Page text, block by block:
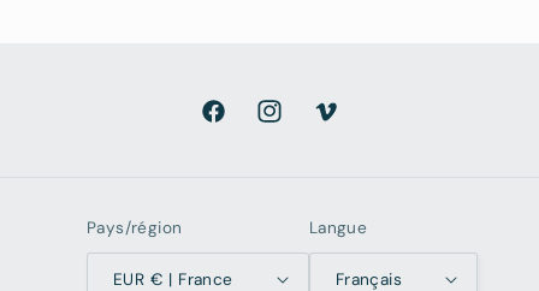
FacebookInstagramVimeo
Pays/région
EUR € | France
Langue
Français